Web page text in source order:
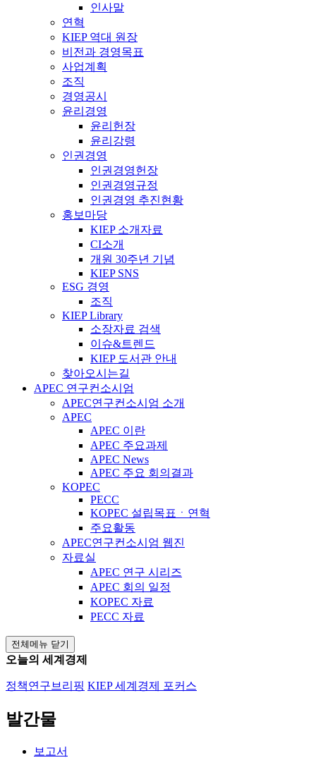
인사말
연혁
KIEP 역대 원장
비전과 경영목표
사업계획
조직
경영공시
윤리경영
윤리헌장
윤리강령
인권경영
인권경영헌장
인권경영규정
인권경영 추진현황
홍보마당
KIEP 소개자료
CI소개
개원 30주년 기념
KIEP SNS
ESG 경영
조직
KIEP Library
소장자료 검색
이슈&트렌드
KIEP 도서관 안내
찾아오시는길
APEC 연구컨소시엄
APEC연구컨소시엄 소개
APEC
APEC 이란
APEC 주요과제
APEC News
APEC 주요 회의결과
KOPEC
PECC
KOPEC 설립목표ㆍ연혁
주요활동
APEC연구컨소시엄 웹진
자료실
APEC 연구 시리즈
APEC 회의 일정
KOPEC 자료
PECC 자료
전체메뉴 닫기
오늘의 세계경제
정책연구브리핑 KIEP 세계경제 포커스
발간물
보고서